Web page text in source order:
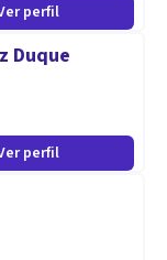
y en
Colombianos.
perfil
Duque
perfil